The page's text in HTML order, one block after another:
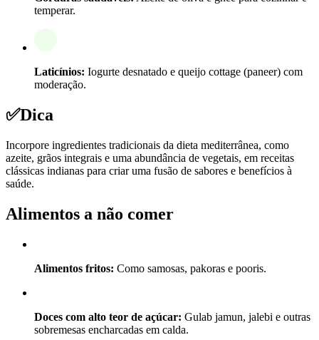
temperar.
Laticínios: Iogurte desnatado e queijo cottage (paneer) com
moderação.
✅Dica
Incorpore ingredientes tradicionais da dieta mediterrânea, como
azeite, grãos integrais e uma abundância de vegetais, em receitas
clássicas indianas para criar uma fusão de sabores e benefícios à
saúde.
Alimentos a não comer
Alimentos fritos: Como samosas, pakoras e pooris.
Doces com alto teor de açúcar: Gulab jamun, jalebi e outras
sobremesas encharcadas em calda.